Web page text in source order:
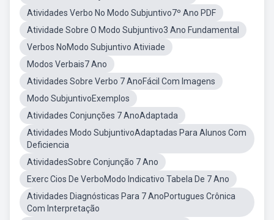
Atividades Verbo No Modo Subjuntivo7º Ano PDF
Atividade Sobre O Modo Subjuntivo3 Ano Fundamental
Verbos NoModo Subjuntivo Ativiade
Modos Verbais7 Ano
Atividades Sobre Verbo 7 AnoFácil Com Imagens
Modo SubjuntivoExemplos
Atividades Conjunções 7 AnoAdaptada
Atividades Modo SubjuntivoAdaptadas Para Alunos Com
Deficiencia
AtividadesSobre Conjunção 7 Ano
Exerc Cios De VerboModo Indicativo Tabela De 7 Ano
Atividades Diagnósticas Para 7 AnoPortugues Crônica
Com Interpretação